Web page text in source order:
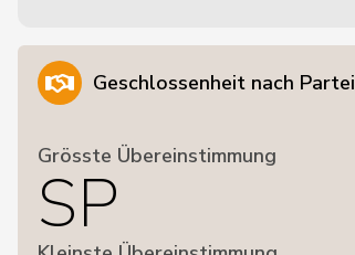
Geschlossenheit nach Partei
Grösste Übereinstimmung
SP